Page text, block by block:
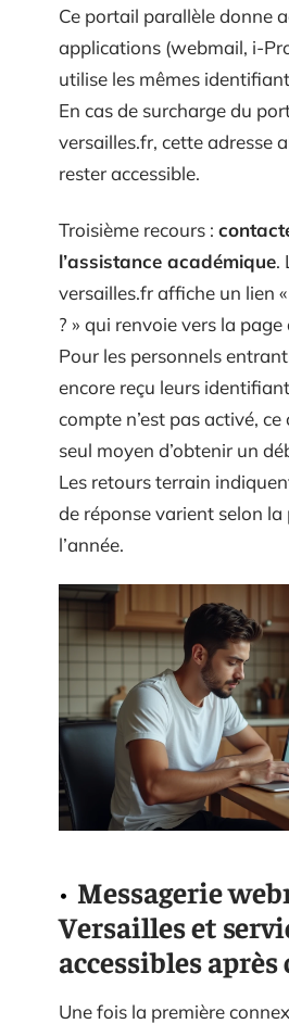
Ce portail parallèle donne
applications (webmail, i-
utilise les mêmes
En cas de surcharge du
versailles.fr, cette adresse
rester accessible.
Troisième recours :
l’assistance académique.
versailles.fr affiche un lien
? » qui renvoie vers la page
Pour les personnels
encore reçu leurs
compte n’est pas activé,
seul moyen d’obtenir un
Les retours terrain
de réponse varient selon la
l’année.
Messagerie
Versailles et
accessibles
Une fois la première